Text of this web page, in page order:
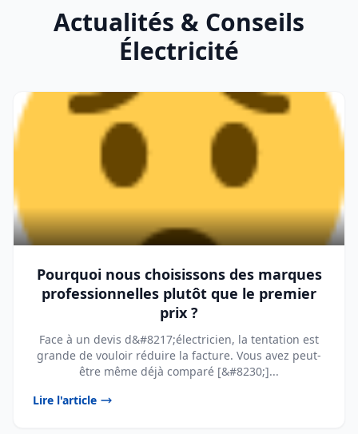
Actualités & Conseils
Électricité
Pourquoi nous choisissons des marques
professionnelles plutôt que le premier
prix ?
Face à un devis d&#8217;électricien, la tentation est
grande de vouloir réduire la facture. Vous avez peut-
être même déjà comparé [&#8230;]...
Lire l'article